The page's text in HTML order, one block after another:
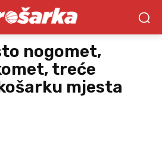
nogomet,
treće
mjesta